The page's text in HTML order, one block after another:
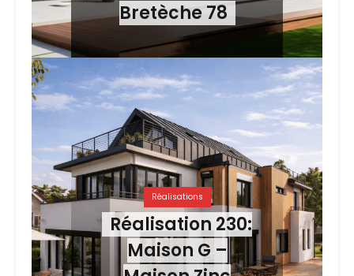
Bretèche 78
Réalisations
Réalisation 230:
Maison G –